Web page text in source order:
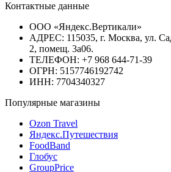
Контактные данные
ООО «Яндекс.Вертикали»
АДРЕС: 115035, г. Москва, ул.
2, помещ. 3а06.
ТЕЛЕФОН: +7 968 644-71-39
ОГРН: 5157746192742
ИНН: 7704340327
Популярные магазины
Ozon Travel
Яндекс.Путешествия
FoodBand
Глобус
GroupPrice